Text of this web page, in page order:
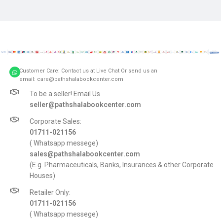
Customer Care: Contact us at Live Chat Or send us an
email: care@pathshalabookcenter.com
To be a seller! Email Us
seller@pathshalabookcenter.com
Corporate Sales:
01711-021156
( Whatsapp messege)
sales@pathshalabookcenter.com
(E.g. Pharmaceuticals, Banks, Insurances & other Corporate
Houses)
Retailer Only:
01711-021156
( Whatsapp messege)